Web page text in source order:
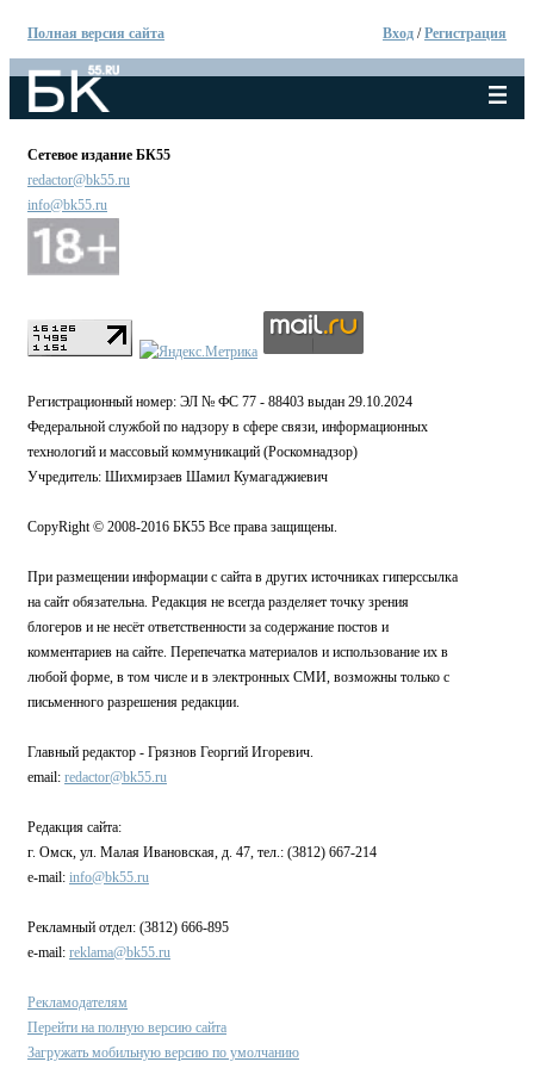
Полная версия сайта Вход /Регистрация
Сетевое издание БК55
redactor@bk55.ru
info@bk55.ru
Регистрационный номер: ЭЛ № ФС 77 - 88403 выдан 29.10.2024
Федеральной службой по надзору в сфере связи, информационных
технологий и массовый коммуникаций (Роскомнадзор)
Учредитель: Шихмирзаев Шамил Кумагаджиевич
CopyRight © 2008-2016 БК55 Все права защищены.
При размещении информации с сайта в других источниках гиперссылка
на сайт обязательна. Редакция не всегда разделяет точку зрения
блогеров и не несёт ответственности за содержание постов и
комментариев на сайте. Перепечатка материалов и использование их в
любой форме, в том числе и в электронных СМИ, возможны только с
письменного разрешения редакции.
Главный редактор - Грязнов Георгий Игоревич.
email: redactor@bk55.ru
Редакция сайта:
г. Омск, ул. Малая Ивановская, д. 47, тел.: (3812) 667-214
e-mail: info@bk55.ru
Рекламный отдел: (3812) 666-895
e-mail: reklama@bk55.ru
Рекламодателям
Перейти на полную версию сайта
Загружать мобильную версию по умолчанию